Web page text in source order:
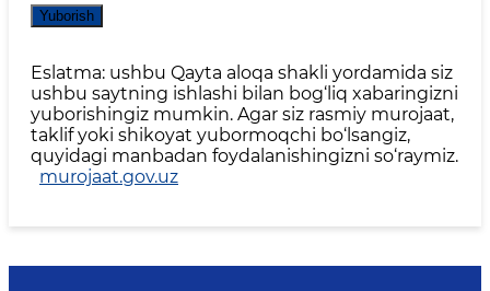
Yuborish
Eslatma: ushbu Qayta aloqa shakli yordamida siz
ushbu saytning ishlashi bilan bog‘liq xabaringizni
yuborishingiz mumkin. Agar siz rasmiy murojaat,
taklif yoki shikoyat yubormoqchi bo‘lsangiz,
quyidagi manbadan foydalanishingizni so‘raymiz.
murojaat.gov.uz